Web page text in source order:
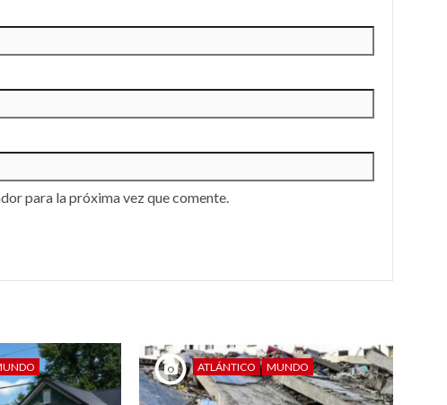
para la próxima vez que comente.
ATLÁNTICO MUNDO